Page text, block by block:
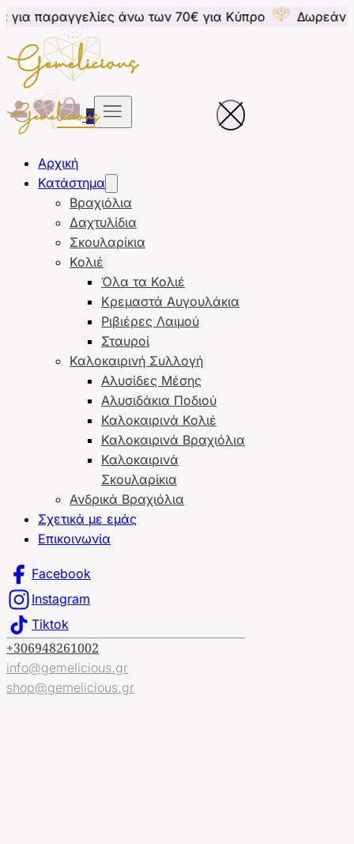
άνω των 70€ για Κύπρο Δωρεάν
0
Αρχική
Κατάστημα
Βραχιόλια
Δαχτυλίδια
Σκουλαρίκια
Κολιέ
Όλα τα Κολιέ
Κρεμαστά Αυγουλάκια
Ριβιέρες Λαιμού
Σταυροί
Καλοκαιρινή Συλλογή
Αλυσίδες Μέσης
Αλυσιδάκια Ποδιού
Καλοκαιρινά Κολιέ
Καλοκαιρινά Βραχιόλια
Καλοκαιρινά
Σκουλαρίκια
Ανδρικά Βραχιόλια
Σχετικά με εμάς
Επικοινωνία
Facebook
Instagram
Tiktok
+306948261002
info@gemelicious.gr
shop@gemelicious.gr